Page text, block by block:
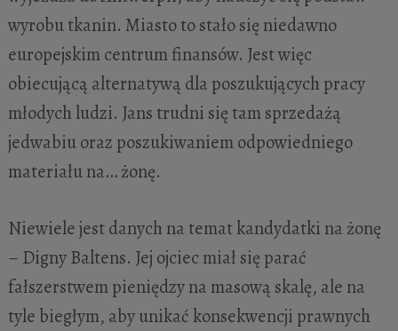
wyrobu tkanin. Miasto to stało się niedawno
europejskim centrum finansów. Jest więc
obiecującą alternatywą dla poszukujących pracy
młodych ludzi. Jans trudni się tam sprzedażą
jedwabiu oraz poszukiwaniem odpowiedniego
materiału na… żonę.
Niewiele jest danych na temat kandydatki na żonę
– Digny Baltens. Jej ojciec miał się parać
fałszerstwem pieniędzy na masową skalę, ale na
tyle biegłym, aby unikać konsekwencji prawnych